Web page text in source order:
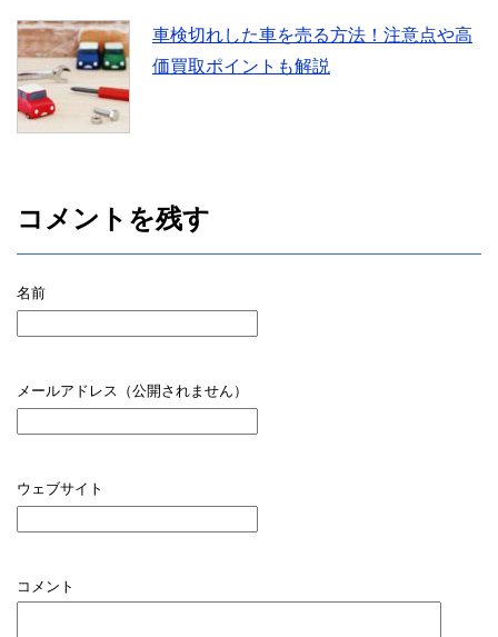
車検切れした車を売る方法！注意点や高
価買取ポイントも解説
コメントを残す
名前
メールアドレス（公開されません）
ウェブサイト
コメント